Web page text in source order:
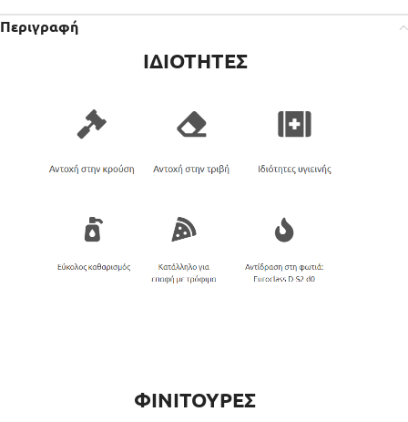
Περιγραφή
ΙΔΙΟΤΗΤΕΣ
ΦΙΝΙΤΟΥΡΕΣ